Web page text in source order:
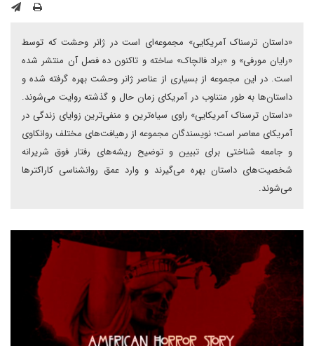
«داستان ترسناک آمریکایی» مجموعه‌ای است در ژانر وحشت که توسط
«رایان مورفی» و «براد فالچاک» ساخته و تاکنون ده فصل آن منتشر شده
است. در این مجموعه از بسیاری از عناصر ژانر وحشت بهره گرفته شده و
داستان‌ها به طور متناوب در آمریکای زمان حال و گذشته روایت می‌شوند.
«داستان ترسناک آمریکایی» راوی سیاه‌ترین و منفی‌ترین زوایای زندگی در
آمریکای معاصر است؛ نویسندگان مجموعه از رهیافت‌های مختلف روانکاوی
و جامعه شناختی برای تبیین و توضیح ریشه‌های رفتار‌ فوق شریرانه‌‌
شخصیت‌های داستان بهره می‌گیرند و وارد عمق روانشناسی کاراکتر‌ها
می‌شوند.